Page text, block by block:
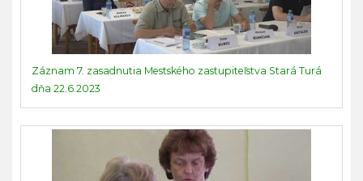
Záznam 7. zasadnutia Mestského zastupiteľstva Stará Turá
dňa 22.6.2023